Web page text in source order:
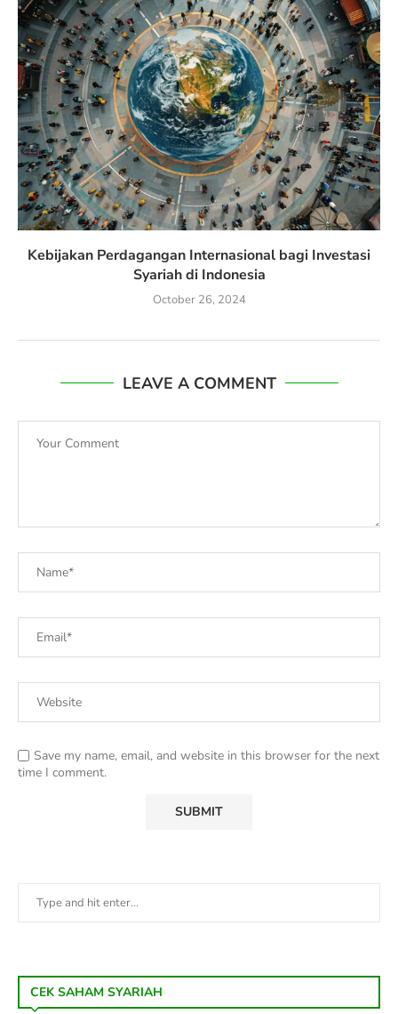
Kebijakan Perdagangan Internasional bagi Investasi
Syariah di Indonesia
October 26, 2024
LEAVE A COMMENT
Save my name, email, and website in this browser for the next
time I comment.
CEK SAHAM SYARIAH